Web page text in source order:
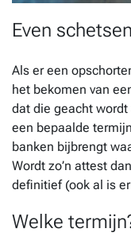
Even schetsen
Als er een
het bekomen van
dat die geacht
een bepaalde
banken bijbrengt
Wordt zo’n attest
definitief (ook al is
Welke